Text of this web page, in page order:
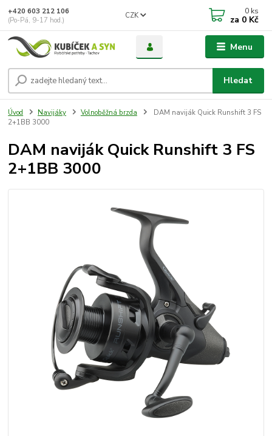
Menu
CZK
Hledat
+420 603 212 106
(Po-Pá, 9-17 hod.)
0 ks
za 0 Kč
Úvod Navijáky Volnoběžná brzda
DAM naviják Quick Runshift 3 FS
2+1BB 3000
DAM naviják Quick Runshift 3 FS
2+1BB 3000